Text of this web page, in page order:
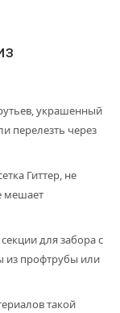
украшенный
перелезть через
Гиттер, не
мешает
для забора с
из профтрубы или
такой